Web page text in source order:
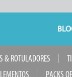
& ROTULADORES
PACKS